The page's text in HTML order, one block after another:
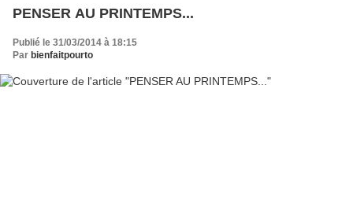
PENSER AU PRINTEMPS...
Publié le 31/03/2014 à 18:15
Par bienfaitpourto